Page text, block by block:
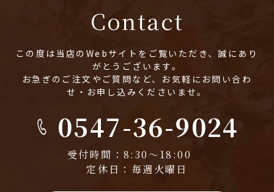
Contact
この度は当店のWebサイトをご覧いただき、誠にあり
がとうございます。
お急ぎのご注文やご質問など、お気軽にお問い合わ
せ・お申し込みくださいませ。
0547-36-9024
受付時間：8:30～18:00
定休日：毎週火曜日